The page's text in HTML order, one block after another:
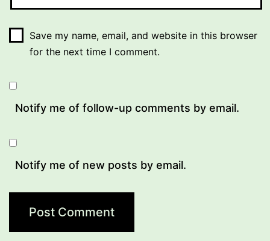
Save my name, email, and website in this browser
for the next time I comment.
Notify me of follow-up comments by email.
Notify me of new posts by email.